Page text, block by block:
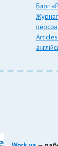
Блог
Articles